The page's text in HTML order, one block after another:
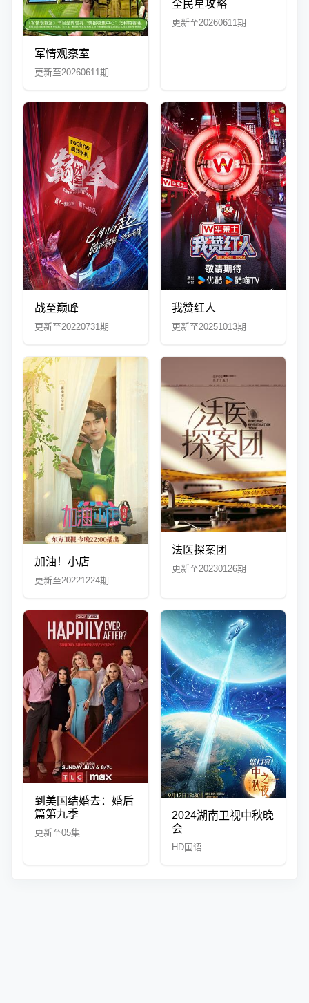
军情观察室
更新至20260611期
全民星攻略
更新至20260611期
战至巅峰
更新至20220731期
我赞红人
更新至20251013期
加油！小店
更新至20221224期
法医探案团
更新至20230126期
到美国结婚去：婚后
篇第九季
更新至05集
2024湖南卫视中秋晚
会
HD国语